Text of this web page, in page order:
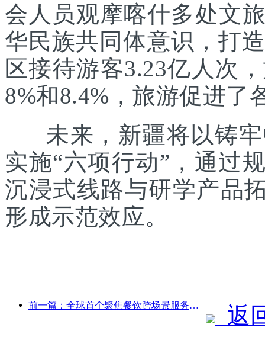
会人员观摩喀什多处文
华民族共同体意识，打
区接待游客3.23亿人次
8%和8.4%，旅游促进了
未来，新疆将以铸牢
实施“六项行动”，通过
沉浸式线路与研学产品
形成示范效应。
前一篇：全球首个聚焦餐饮跨场景服务的人形机器人发布 返